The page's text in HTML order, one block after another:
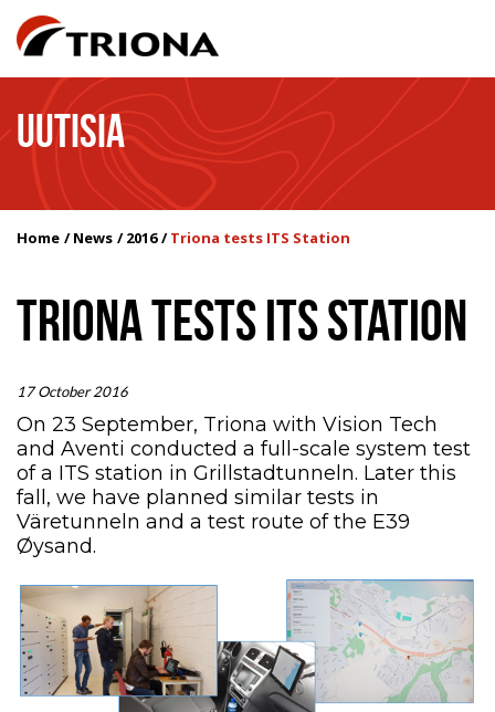
UUTISIA
Home News 2016 Triona tests ITS Station
TRIONA TESTS ITS STATION
17 October 2016
On 23 September, Triona with Vision Tech
and Aventi conducted a full-scale system test
of a ITS station in Grillstadtunneln. Later this
fall, we have planned similar tests in
Väretunneln and a test route of the E39
Øysand.